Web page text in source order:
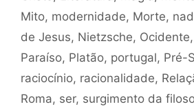
Mito, modernidade, Morte,
de Jesus, Nietzsche, Ocidente,
Paraíso, Platão, portugal, Pré-
raciocínio, racionalidade,
Roma, ser, surgimento da